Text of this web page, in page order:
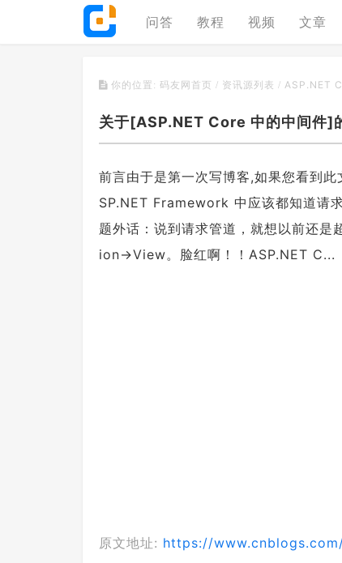
问答 教程 视频 文章
你的位置: 码友网首页 / 资讯源列表 / ASP.NET
关于[ASP.NET Core 中的中间件]
前言由于是第一次写博客,如果您看到
SP.NET Framework 中应该都知道请
题外话：说到请求管道，就想以前还
ion→View。脸红啊！！ASP.NET C...
原文地址: https://